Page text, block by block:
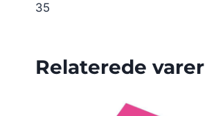
35
Relaterede varer